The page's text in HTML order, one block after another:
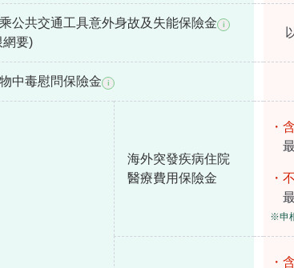
公共交通工具意外身故及失能保險金 i
網要)
中毒慰問保險金 i
海外突發疾病住院
醫療費用保險金
・
・
※申
・